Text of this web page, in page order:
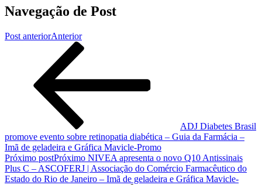
Navegação de Post
Post anteriorAnterior
ADJ Diabetes Brasil
promove evento sobre retinopatia diabética – Guia da Farmácia –
Imã de geladeira e Gráfica Mavicle-Promo
Próximo postPróximo NIVEA apresenta o novo Q10 Antissinais
Plus C – ASCOFERJ | Associação do Comércio Farmacêutico do
Estado do Rio de Janeiro – Imã de geladeira e Gráfica Mavicle-